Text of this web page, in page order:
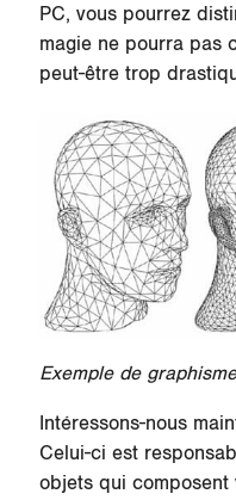
PC, vous pourrez
magie ne pourra pas
peut-être trop
Exemple de
Intéressons-nous
Celui-ci est
objets qui composent